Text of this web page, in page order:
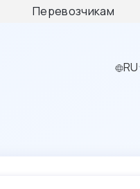
Перевозчикам
RU